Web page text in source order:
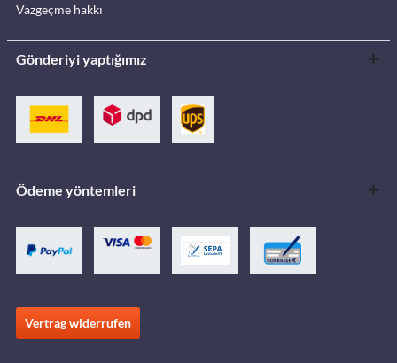
Vazgeçme hakkı
Gönderiyi yaptığımız
Ödeme yöntemleri
Vertrag widerrufen